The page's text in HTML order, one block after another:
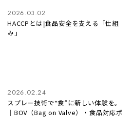
2026.03.02
HACCPとは|食品安全を支える「仕組
み」
2026.02.24
スプレー技術で“食”に新しい体験を。
｜BOV（Bag on Valve）・食品対応ポ